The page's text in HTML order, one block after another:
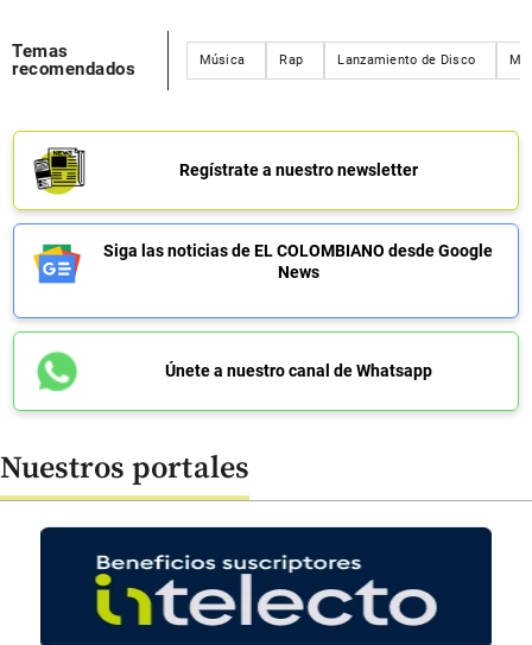
Temas
recomendados
Música Rap Lanzamiento de Disco
Regístrate a nuestro newsletter
Siga las noticias de EL COLOMBIANO desde Google
News
Únete a nuestro canal de Whatsapp
Nuestros portales